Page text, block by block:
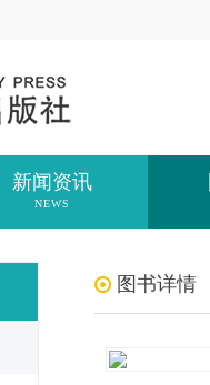
新闻资讯
NEWS
图书详情